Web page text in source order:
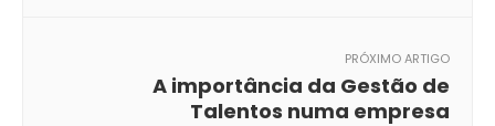
PRÓXIMO ARTIGO
A importância da Gestão de
Talentos numa empresa